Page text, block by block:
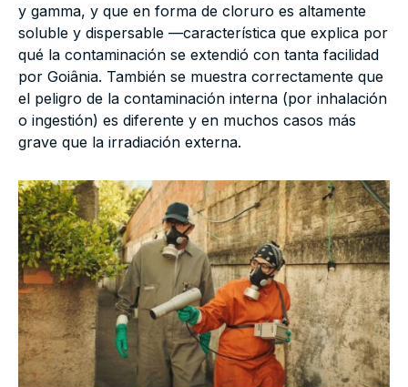
y gamma, y que en forma de cloruro es altamente
soluble y dispersable —característica que explica por
qué la contaminación se extendió con tanta facilidad
por Goiânia. También se muestra correctamente que
el peligro de la contaminación interna (por inhalación
o ingestión) es diferente y en muchos casos más
grave que la irradiación externa.